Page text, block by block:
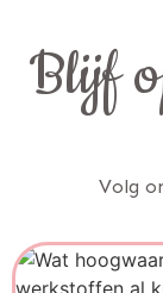
Blijf
Volg